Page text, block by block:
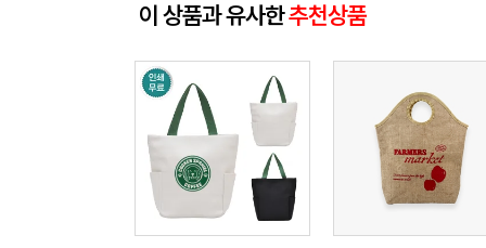
이 상품과 유사한추천상품